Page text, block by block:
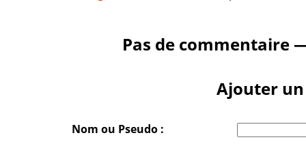
Pas de commentaire
Ajouter
Nom ou Pseudo :